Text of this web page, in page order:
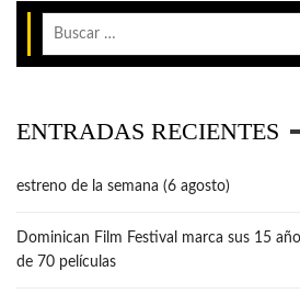
ENTRADAS RECIENTES
estreno de la semana (6 agosto)
Dominican Film Festival marca sus 15
de 70 películas